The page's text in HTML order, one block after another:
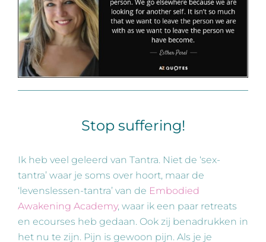
Stop suffering!
Ik heb veel geleerd van Tantra. Niet de ‘sex-
tantra’ waar je soms over hoort, maar de
‘levenslessen-tantra’ van de Embodied
Awakening Academy, waar ik een paar retreats
en ecourses heb gedaan. Ook zij benadrukken in
het nu te zijn. Pijn is gewoon pijn. Als je je